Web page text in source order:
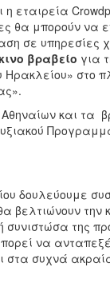
εταιρεία
θα μπορούν να
σε υπηρεσίες
βραβείο για
στο
και τα
δουλεύουμε
την
συνιστώσα της
να
στα συχνά